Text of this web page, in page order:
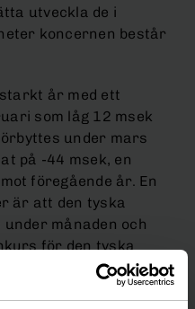
utveckla de i
koncernen består
år med ett
som låg 12 msek
under mars
på -44 msek, en
föregående år. En
är att den tyska
månaden och
för den tyska
negativ
dock inte